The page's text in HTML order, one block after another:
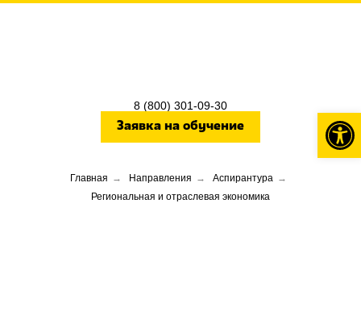
8 (800) 301-09-30
Заявка на обучение
Главная → Направления → Аспирантура →
Региональная и отраслевая экономика